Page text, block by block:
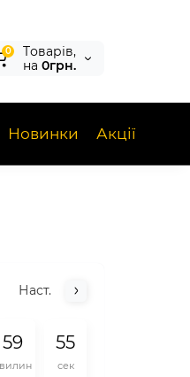
0
Tоварів,
на 0грн.
Новинки Акції
Наст.
59 54
сек